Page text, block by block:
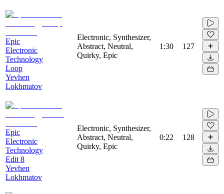
Epic
Electronic
Technology
Loop
Yevhen
Lokhmatov
Electronic, Synthesizer,
Abstract, Neutral,
Quirky, Epic
1:30 127
Epic
Electronic
Technology
Edit 8
Yevhen
Lokhmatov
Electronic, Synthesizer,
Abstract, Neutral,
Quirky, Epic
0:22 128